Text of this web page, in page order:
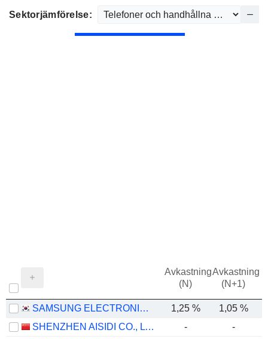
Sektorjämförelse:
Avkastning
(N)
Avkastning
(N+1)
SAMSUNG ELECTRONICS CO., LTD. 1,25 %
1,05 %
SHENZHEN AISIDI CO., LTD.
-
-